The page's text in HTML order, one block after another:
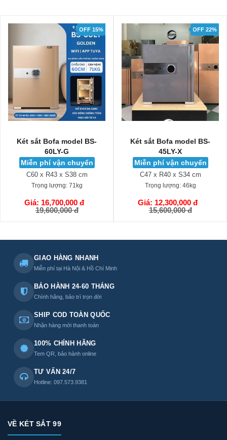
OFF 22%
Két sắt Bofa model BS-
45LY-X
Miễn phí vận chuyển
C47 x R40 x S34 cm
Trọng lượng:46kg
Giá: 12,300,000 đ
15,600,000 đ
GIỎ HÀNG
OFF 18%
Két sắt Bofa model ZB-
35DY
Miễn phí vận chuyển
C35 x R36 x S32 cm
Trọng lượng:18kg
Giá: 5,050,000 đ
6,100,000 đ
GIỎ HÀNG
GIAO HÀNG NHANH
Miễn phí tại Hà Nội & Hồ Chí Minh
BẢO HÀNH 24-60 THÁNG
Chính hãng, bảo trì trọn đời
SHIP COD TOÀN QUỐC
Nhận hàng mới thanh toán
100% CHÍNH HÃNG
Tem QR, bảo hành online
TƯ VẤN 24/7
Hotline: 097.573.9381
VỀ KÉT SẮT 99